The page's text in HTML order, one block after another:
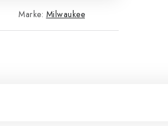
Marke: Milwaukee